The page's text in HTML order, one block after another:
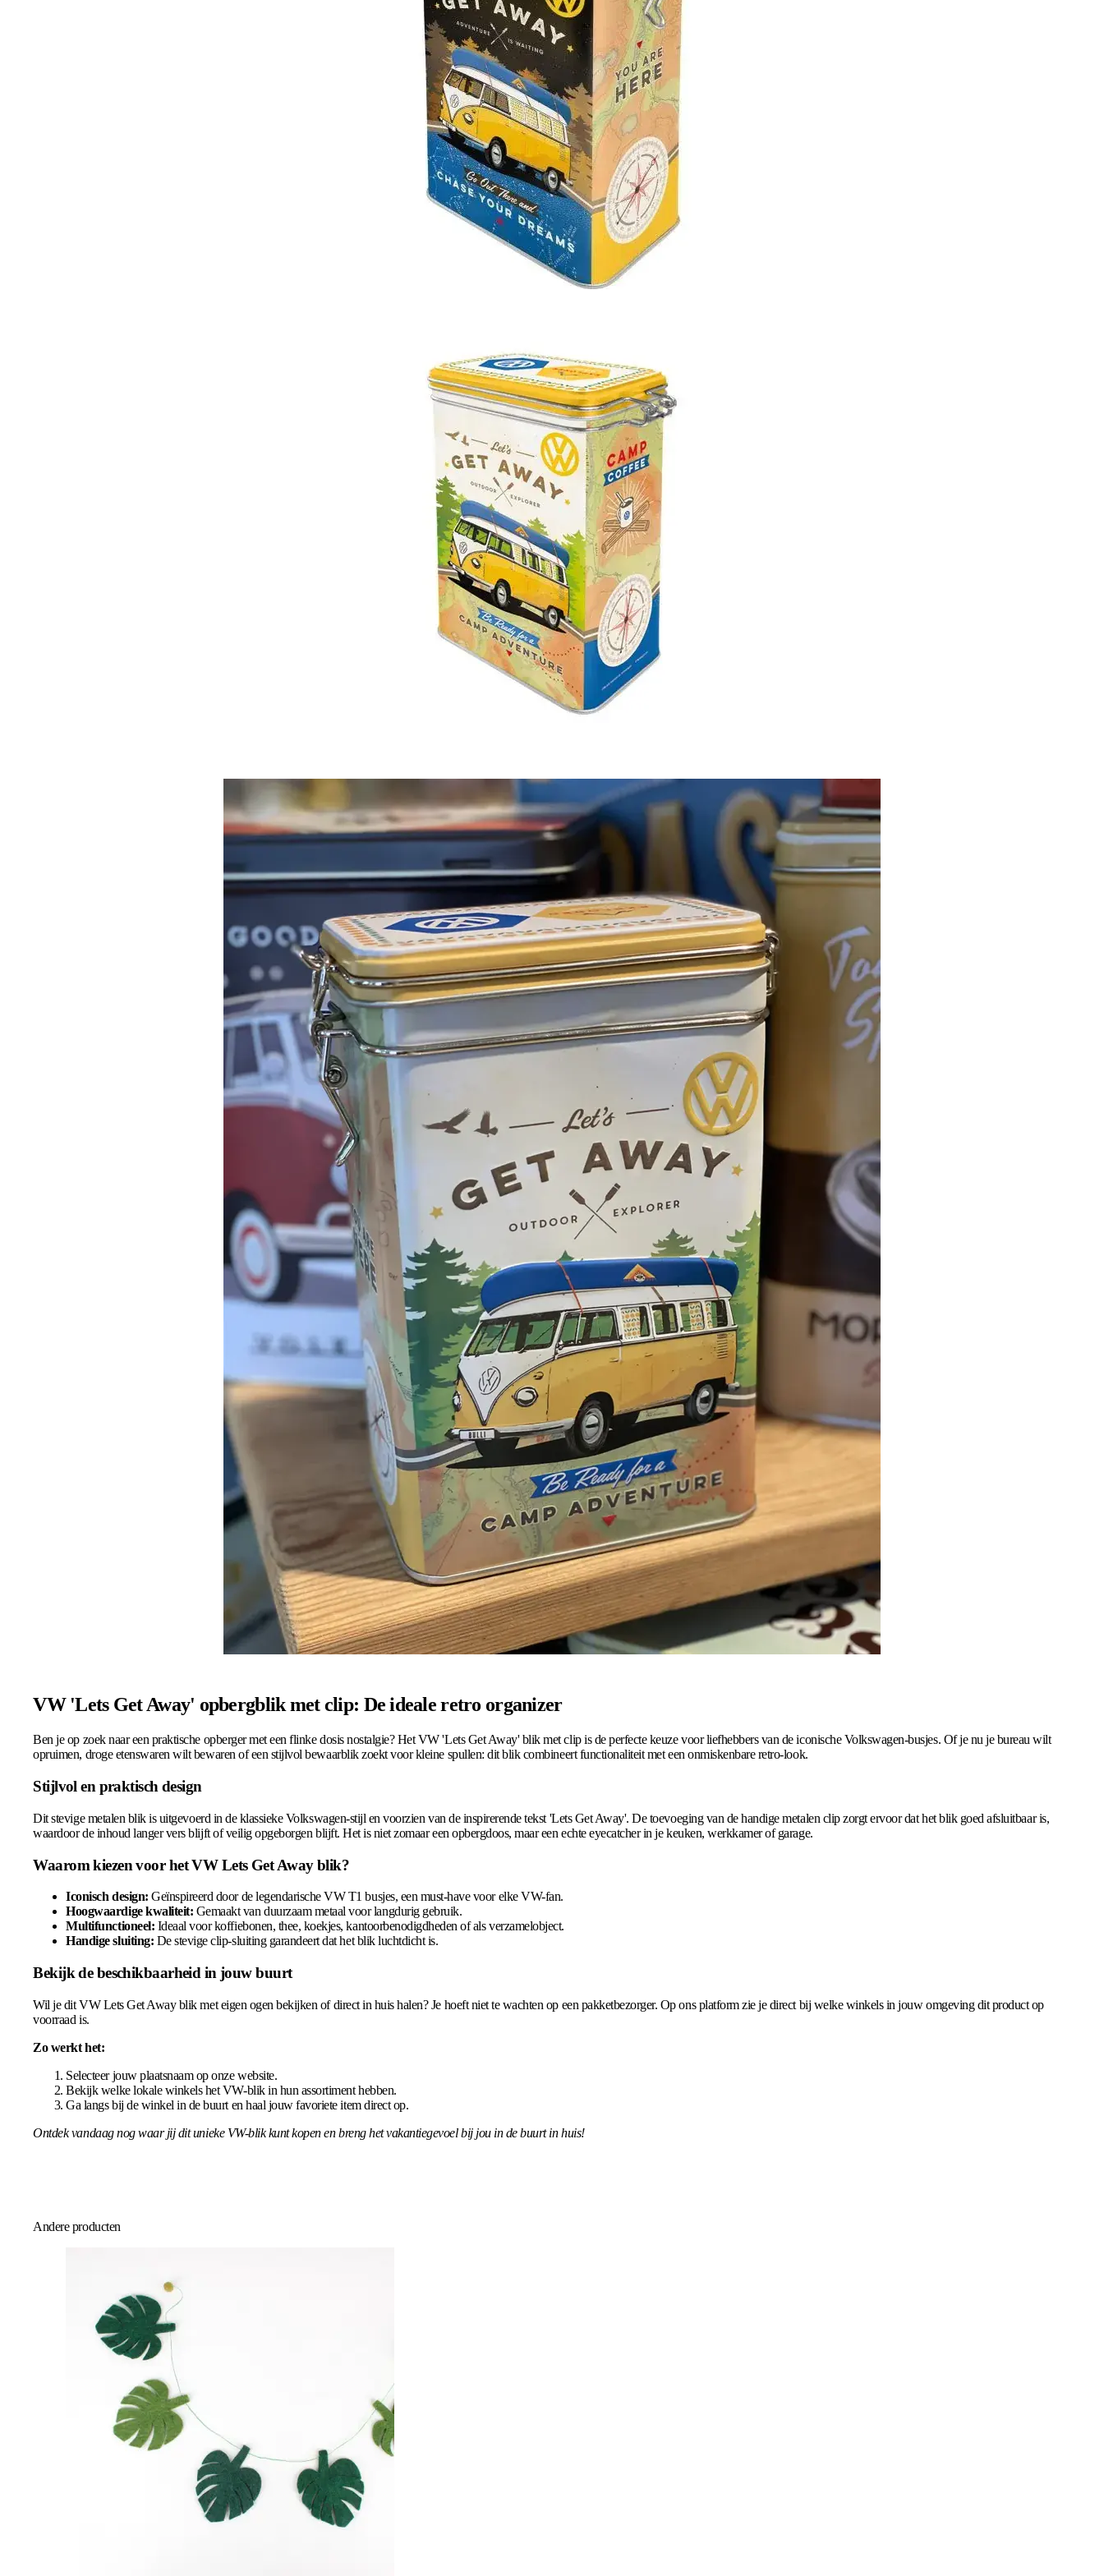
VW 'Lets Get Away' opbergblik met clip: De ideale retro organizer
Ben je op zoek naar een praktische opberger met een flinke dosis nostalgie? Het VW 'Lets Get Away' blik met clip is de perfecte keuze voor liefhebbers van de iconische Volkswagen-busjes. Of je nu je bureau wilt
opruimen, droge etenswaren wilt bewaren of een stijlvol bewaarblik zoekt voor kleine spullen: dit blik combineert functionaliteit met een onmiskenbare retro-look.
Stijlvol en praktisch design
Dit stevige metalen blik is uitgevoerd in de klassieke Volkswagen-stijl en voorzien van de inspirerende tekst 'Lets Get Away'. De toevoeging van de handige metalen clip zorgt ervoor dat het blik goed afsluitbaar is,
waardoor de inhoud langer vers blijft of veilig opgeborgen blijft. Het is niet zomaar een opbergdoos, maar een echte eyecatcher in je keuken, werkkamer of garage.
Waarom kiezen voor het VW Lets Get Away blik?
Iconisch design: Geïnspireerd door de legendarische VW T1 busjes, een must-have voor elke VW-fan.
Hoogwaardige kwaliteit: Gemaakt van duurzaam metaal voor langdurig gebruik.
Multifunctioneel: Ideaal voor koffiebonen, thee, koekjes, kantoorbenodigdheden of als verzamelobject.
Handige sluiting: De stevige clip-sluiting garandeert dat het blik luchtdicht is.
Bekijk de beschikbaarheid in jouw buurt
Wil je dit VW Lets Get Away blik met eigen ogen bekijken of direct in huis halen? Je hoeft niet te wachten op een pakketbezorger. Op ons platform zie je direct bij welke winkels in jouw omgeving dit product op
voorraad is.
Zo werkt het:
Selecteer jouw plaatsnaam op onze website.
Bekijk welke lokale winkels het VW-blik in hun assortiment hebben.
Ga langs bij de winkel in de buurt en haal jouw favoriete item direct op.
Ontdek vandaag nog waar jij dit unieke VW-blik kunt kopen en breng het vakantiegevoel bij jou in de buurt in huis!
Andere producten